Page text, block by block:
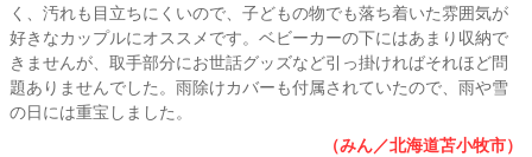
く、汚れも目立ちにくいので、子どもの物でも落ち着いた雰囲気が
好きなカップルにオススメです。ベビーカーの下にはあまり収納で
きませんが、取手部分にお世話グッズなど引っ掛ければそれほど問
題ありませんでした。雨除けカバーも付属されていたので、雨や雪
の日には重宝しました。
（みん／北海道苫小牧市）